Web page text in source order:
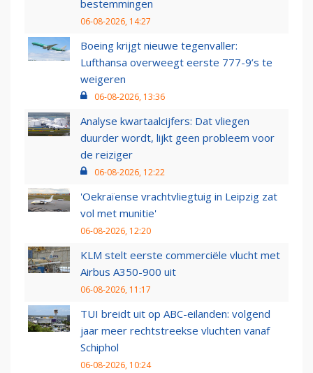
bestemmingen
06-08-2026, 14:27
Boeing krijgt nieuwe tegenvaller:
Lufthansa overweegt eerste 777-9’s te
weigeren
06-08-2026, 13:36
Analyse kwartaalcijfers: Dat vliegen
duurder wordt, lijkt geen probleem voor
de reiziger
06-08-2026, 12:22
'Oekraïense vrachtvliegtuig in Leipzig zat
vol met munitie'
06-08-2026, 12:20
KLM stelt eerste commerciële vlucht met
Airbus A350-900 uit
06-08-2026, 11:17
TUI breidt uit op ABC-eilanden: volgend
jaar meer rechtstreekse vluchten vanaf
Schiphol
06-08-2026, 10:24